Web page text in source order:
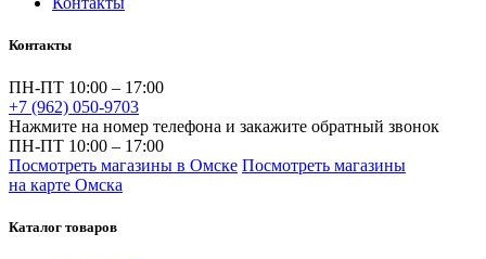
Контакты
ПН-ПТ 10:00 – 17:00
+7 (962) 050-9703
Нажмите на номер телефона и закажите обратный звонок
ПН-ПТ 10:00 – 17:00
Посмотреть магазины в Омске Посмотреть магазины
на карте Омска
Каталог товаров